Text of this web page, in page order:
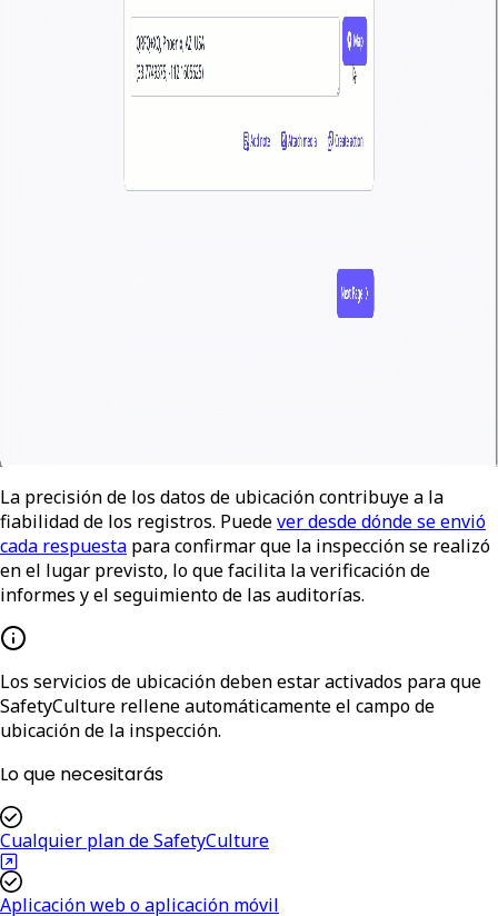
La precisión de los datos de ubicación contribuye a la
fiabilidad de los registros. Puedever desde dónde se envió
cada respuesta para confirmar que la inspección se realizó
en el lugar previsto, lo que facilita la verificación de
informes y el seguimiento de las auditorías.
Los servicios de ubicación deben estar activados para que
SafetyCulture rellene automáticamente el campo de
ubicación de la inspección.
Lo que necesitarás
Cualquier plan de SafetyCulture
Aplicación web o aplicación móvil